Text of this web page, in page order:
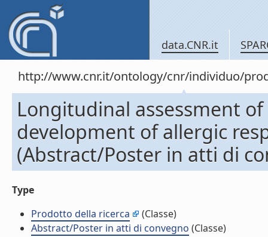
data.CNR.it
http://www.cnr.it/ontology/cnr/individuo/
Longitudinal assessment
development of allergic
(Abstract/Poster in atti di
Type
Prodotto della ricerca
(Classe)
Abstract/Poster in atti di convegno (Classe)